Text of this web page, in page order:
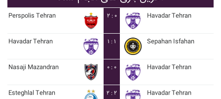
Perspolis Tehran ۲ : ۰ Havadar Tehran
Havadar Tehran ۱ : ۱ Sepahan Isfahan
Nasaji Mazandran ۰ : ۰ Havadar Tehran
Esteghlal Tehran ۲ : ۲ Havadar Tehran